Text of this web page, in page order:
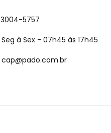
3004-5757
Seg à Sex - 07h45 às 17h45
cap@pado.com.br